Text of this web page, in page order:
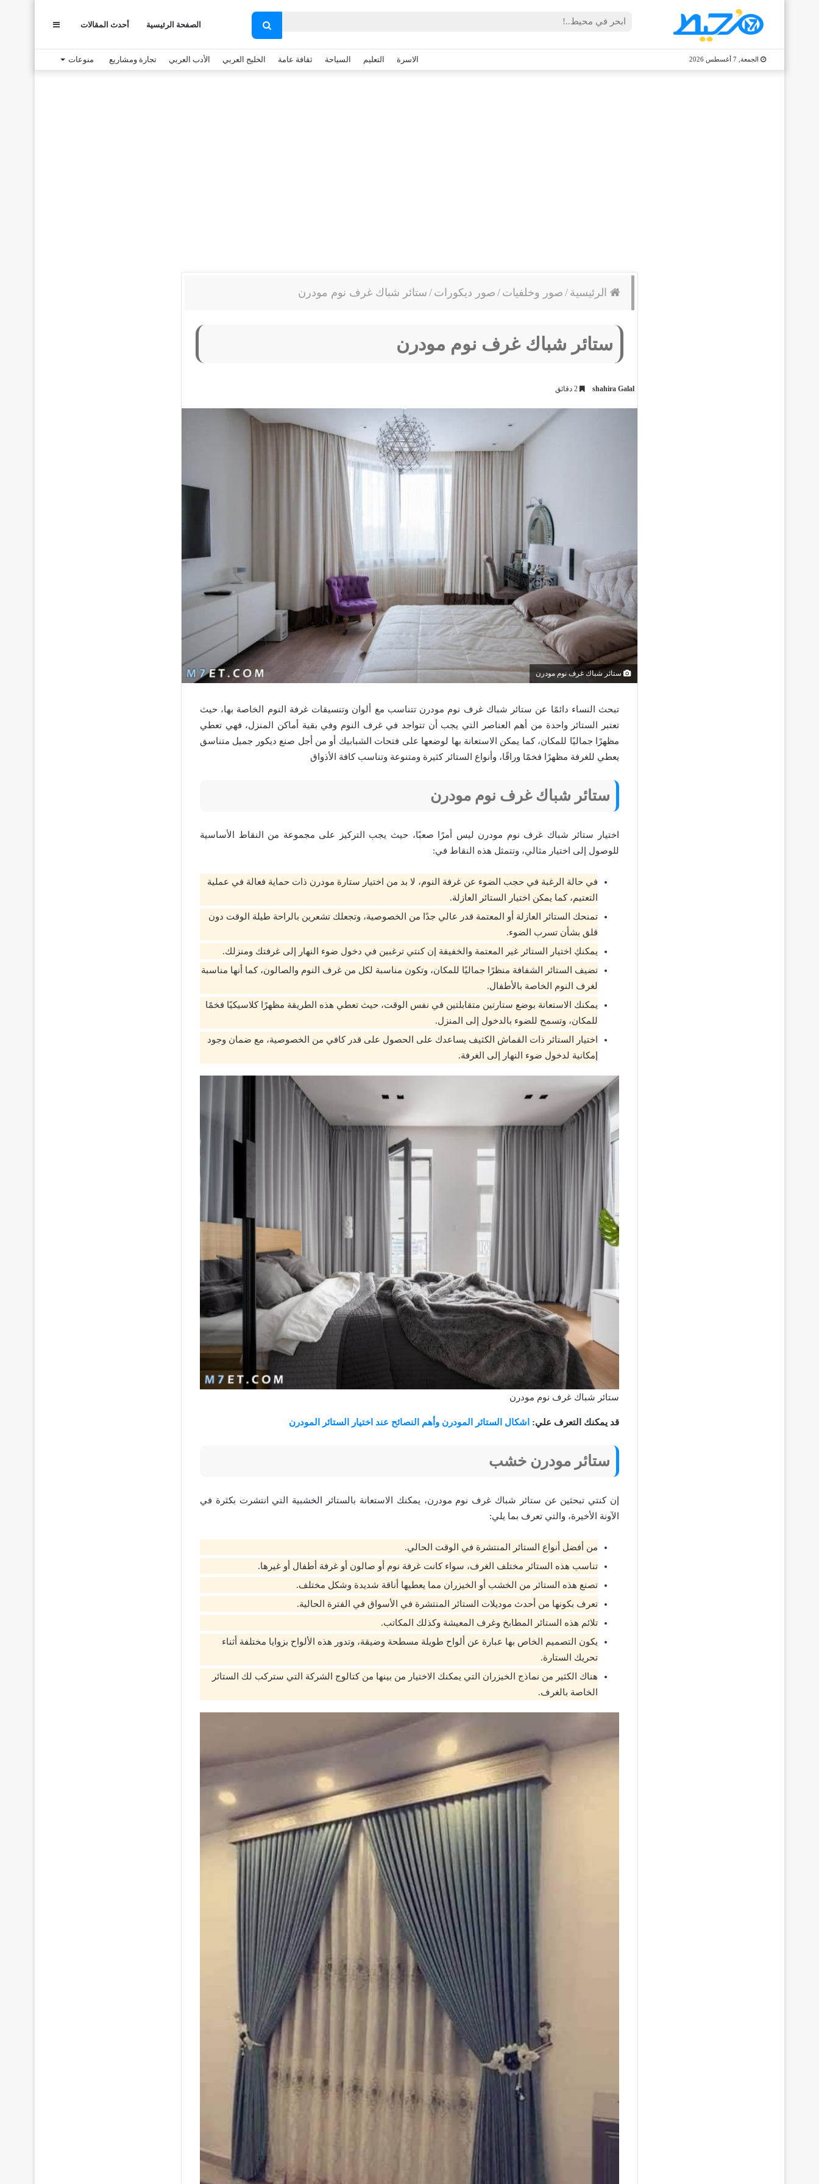
بحث
عن
الصفحة الرئيسية أحدث المقالات عمود
جانبي
الجمعة, 7 أغسطس 2026 الاسرة التعليم السياحة ثقافة عامة الخليج العربي الأدب العربي تجارة ومشاريع منوعات
الرئيسية / صور وخلفيات / صور ديكورات / ستائر شباك غرف نوم مودرن
ستائر شباك غرف نوم مودرن
shahira Galal
ستائر شباك غرف نوم مودرن
تبحث النساء دائمًا عن ستائر شباك غرف نوم مودرن تتناسب مع ألوان وتنسيقات غرفة النوم الخاصة بها، حيث
تعتبر الستائر واحدة من أهم العناصر التي يجب أن تتواجد في غرف النوم وفي بقية أماكن المنزل، فهي تعطي
مظهرًا جماليًا للمكان، كما يمكن الاستعانة بها لوضعها على فتحات الشبابيك أو من أجل صنع ديكور جميل متناسق
يعطي للغرفة مظهرًا فخمًا وراقًا، وأنواع الستائر كثيرة ومتنوعة وتناسب كافة الأذواق
ستائر شباك غرف نوم مودرن
اختيار ستائر شباك غرف نوم مودرن ليس أمرًا صعبًا، حيث يجب التركيز على مجموعة من النقاط الأساسية
للوصول إلى اختيار مثالي، وتتمثل هذه النقاط في:
في حالة الرغبة في حجب الضوء عن غرفة النوم، لا بد من اختيار ستارة مودرن ذات حماية فعالة في عملية
التعتيم، كما يمكن اختيار الستائر العازلة.
تمنحك الستائر العازلة أو المعتمة قدر عالي جدًا من الخصوصية، وتجعلك تشعرين بالراحة طيلة الوقت دون
قلق بشأن تسرب الضوء.
يمكنكِ اختيار الستائر غير المعتمة والخفيفة إن كنتي ترغبين في دخول ضوء النهار إلى غرفتك ومنزلك.
تضيف الستائر الشفافة منظرًا جماليًا للمكان، وتكون مناسبة لكل من غرف النوم والصالون، كما أنها مناسبة
لغرف النوم الخاصة بالأطفال.
يمكنك الاستعانة بوضع ستارتين متقابلتين في نفس الوقت، حيث تعطي هذه الطريقة مظهرًا كلاسيكيًا فخمًا
للمكان، وتسمح للضوء بالدخول إلى المنزل.
اختيار الستائر ذات القماش الكثيف يساعدك على الحصول على قدر كافي من الخصوصية، مع ضمان وجود
إمكانية لدخول ضوء النهار إلى الغرفة.
ستائر شباك غرف نوم مودرن
قد يمكنك التعرف علي: اشكال الستائر المودرن وأهم النصائح عند اختيار الستائر المودرن
ستائر مودرن خشب
إن كنتي تبحثين عن ستائر شباك غرف نوم مودرن، يمكنك الاستعانة بالستائر الخشبية التي انتشرت بكثرة في
الآونة الأخيرة، والتي تعرف بما يلي:
من أفضل أنواع الستائر المنتشرة في الوقت الحالي.
تناسب هذه الستائر مختلف الغرف، سواء كانت غرفة نوم أو صالون أو غرفة أطفال أو غيرها.
تصنع هذه الستائر من الخشب أو الخيزران مما يعطيها أناقة شديدة وشكل مختلف.
تعرف بكونها من أحدث موديلات الستائر المنتشرة في الأسواق في الفترة الحالية.
تلائم هذه الستائر المطابخ وغرف المعيشة وكذلك المكاتب.
يكون التصميم الخاص بها عبارة عن ألواح طويلة مسطحة وضيقة، وتدور هذه الألواح بزوايا مختلفة أثناء
تحريك الستارة.
هناك الكثير من نماذج الخيزران التي يمكنك الاختيار من بينها من كتالوج الشركة التي ستركب لك الستائر
الخاصة بالغرف.